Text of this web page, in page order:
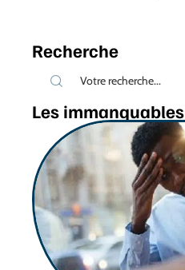
Recherche
Les immanquables